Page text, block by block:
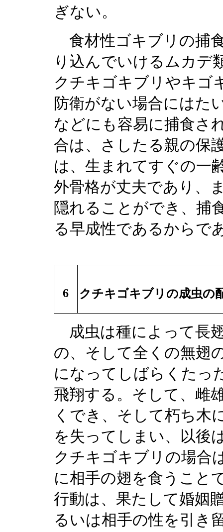
ぎない。
食材性ゴキブリの捕
り込んでいけるムカデ
クチキゴキブリやキゴ
防衛がない場合にはた
などにも容易に捕食さ
合は、さしたる親の保
は、生まれてすぐの一
外骨格が丈夫であり、
隠れることができ、捕
る早成性であるからで
6 クチキゴキブリの成虫の
成虫は種によって長
の、そして全くの無翅
になってしばらくたっ
飛翔する。そして、雌
くでき、そして朽ち木
を失ってしまい、以後
クチキゴキブリの場合
に相手の翅を食うこと
行動は、果たして婚姻
るいは相手の性を引き